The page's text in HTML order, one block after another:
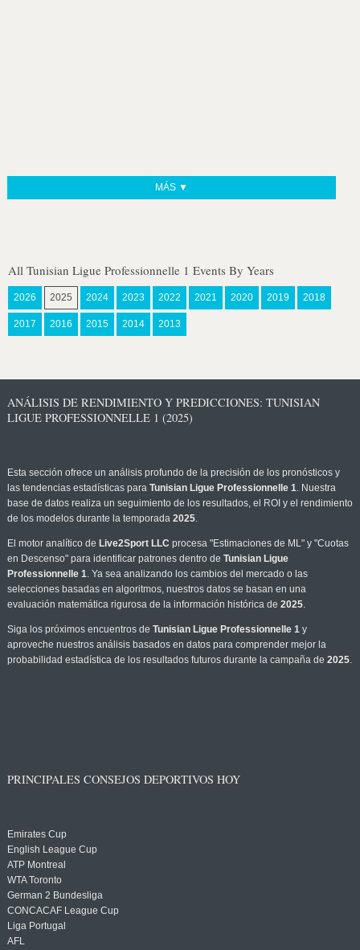
MÁS ▼
All Tunisian Ligue Professionnelle 1 Events By Years
2026 2025 2024 2023 2022 2021 2020 2019 2018
2017 2016 2015 2014 2013
ANÁLISIS DE RENDIMIENTO Y PREDICCIONES: TUNISIAN
LIGUE PROFESSIONNELLE 1 (2025)
Esta sección ofrece un análisis profundo de la precisión de los pronósticos y
las tendencias estadísticas para Tunisian Ligue Professionnelle 1. Nuestra
base de datos realiza un seguimiento de los resultados, el ROI y el rendimiento
de los modelos durante la temporada 2025.
El motor analítico de Live2Sport LLC procesa "Estimaciones de ML" y "Cuotas
en Descenso" para identificar patrones dentro de Tunisian Ligue
Professionnelle 1. Ya sea analizando los cambios del mercado o las
selecciones basadas en algoritmos, nuestros datos se basan en una
evaluación matemática rigurosa de la información histórica de 2025.
Siga los próximos encuentros de Tunisian Ligue Professionnelle 1y
aproveche nuestros análisis basados en datos para comprender mejor la
probabilidad estadística de los resultados futuros durante la campaña de 2025.
PRINCIPALES CONSEJOS DEPORTIVOS HOY
Emirates Cup
English League Cup
ATP Montreal
WTA Toronto
German 2 Bundesliga
CONCACAF League Cup
Liga Portugal
AFL